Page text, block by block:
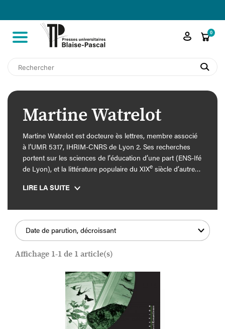
shopping_cart0

search
Martine Watrelot
Martine Watrelot est docteure ès lettres, membre associé
à l’UMR 5317, IHRIM-CNRS de Lyon 2. Ses recherches
portent sur les sciences de l’éducation d’une part (ENS-Ifé
de Lyon), et la littérature populaire du XIXe siècle d’autre
dédiées à George Sand, à l’éducation populaire, aux
ouvriers, à la transmission des savoirs.
LIRE LA SUITE
Date de parution, décroissant
Affichage 1-1 de 1 article(s)